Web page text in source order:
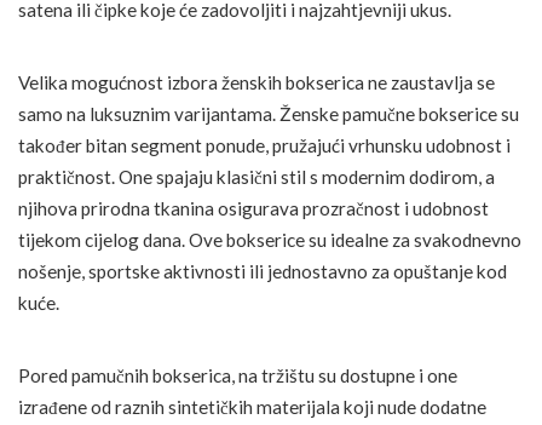
satena ili čipke koje će zadovoljiti i najzahtjevniji ukus.
Velika mogućnost izbora ženskih bokserica ne zaustavlja se
samo na luksuznim varijantama. Ženske pamučne bokserice su
također bitan segment ponude, pružajući vrhunsku udobnost i
praktičnost. One spajaju klasični stil s modernim dodirom, a
njihova prirodna tkanina osigurava prozračnost i udobnost
tijekom cijelog dana. Ove bokserice su idealne za svakodnevno
nošenje, sportske aktivnosti ili jednostavno za opuštanje kod
kuće.
Pored pamučnih bokserica, na tržištu su dostupne i one
izrađene od raznih sintetičkih materijala koji nude dodatne